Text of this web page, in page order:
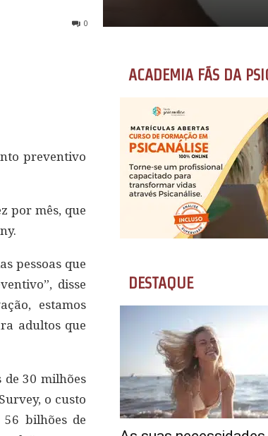
0
preventivo
por mês, que
pessoas que
disse
estamos
adultos que
de 30 milhões
o custo
56 bilhões de
ACADEMIA FÃS DA
DESTAQUE